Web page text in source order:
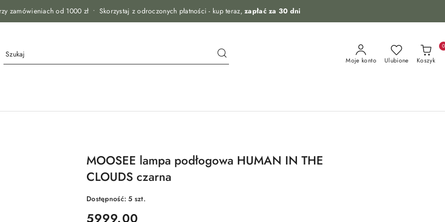
zamówieniach od 1000 zł • Skorzystaj z odroczonych płatności - kup teraz, zapłać za 30 dni
Moje konto Ulubione Koszyk
0
MOOSEE lampa podłogowa HUMAN IN THE
CLOUDS czarna
Dostępność:5 szt.
cena:
5999.00